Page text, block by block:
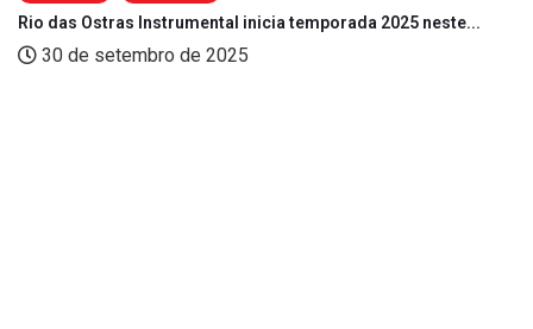
Rio das Ostras Instrumental inicia temporada 2025 neste...
30 de setembro de 2025